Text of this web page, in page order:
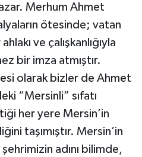
Merhum Ahmet
ötesinde; vatan
ve çalışkanlığıyla
bir imza atmıştır.
olarak bizler de Ahmet
“Mersinli” sıfatı
her yere Mersin’in
taşımıştır. Mersin’in
şehrimizin adını bilimde,